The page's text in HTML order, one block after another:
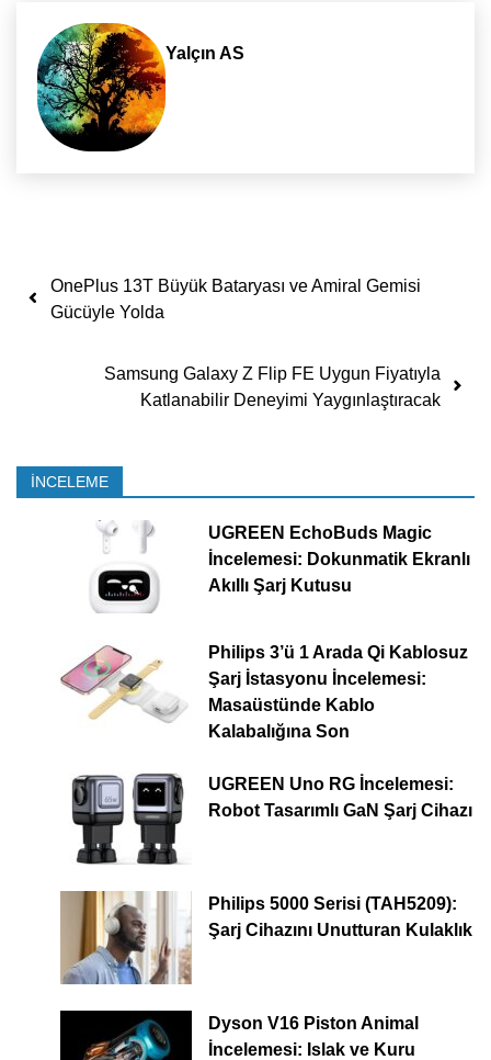
Yalçın AS
Yazı dolaşımı
OnePlus 13T Büyük Bataryası ve Amiral Gemisi
Gücüyle Yolda
Samsung Galaxy Z Flip FE Uygun Fiyatıyla
Katlanabilir Deneyimi Yaygınlaştıracak
İNCELEME
UGREEN EchoBuds Magic
İncelemesi: Dokunmatik Ekranlı
Akıllı Şarj Kutusu
Philips 3’ü 1 Arada Qi Kablosuz
Şarj İstasyonu İncelemesi:
Masaüstünde Kablo
Kalabalığına Son
UGREEN Uno RG İncelemesi:
Robot Tasarımlı GaN Şarj Cihazı
Philips 5000 Serisi (TAH5209):
Şarj Cihazını Unutturan Kulaklık
Dyson V16 Piston Animal
İncelemesi: Islak ve Kuru